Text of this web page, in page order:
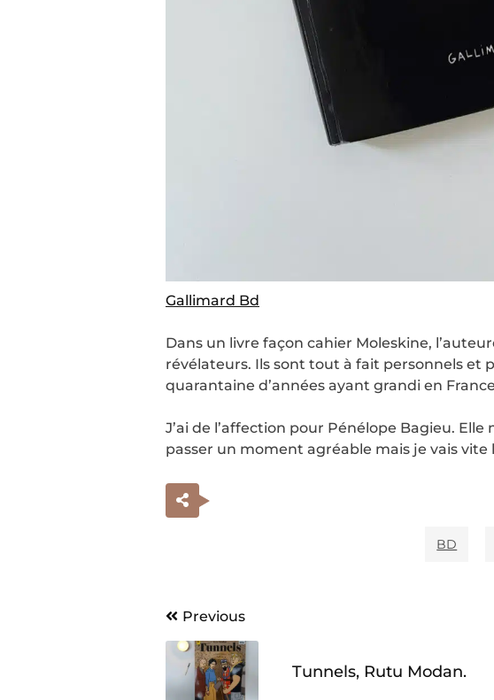
Gallimard Bd
Dans un livre façon cahier Moleskine,
révélateurs. Ils sont tout à fait personnels
quarantaine d’années ayant grandi en
J’ai de l’affection pour Pénélope Bagieu.
passer un moment agréable mais je vais vite
BD
Navigation
de
l’article
Previous
Tunnels, Rutu Modan.